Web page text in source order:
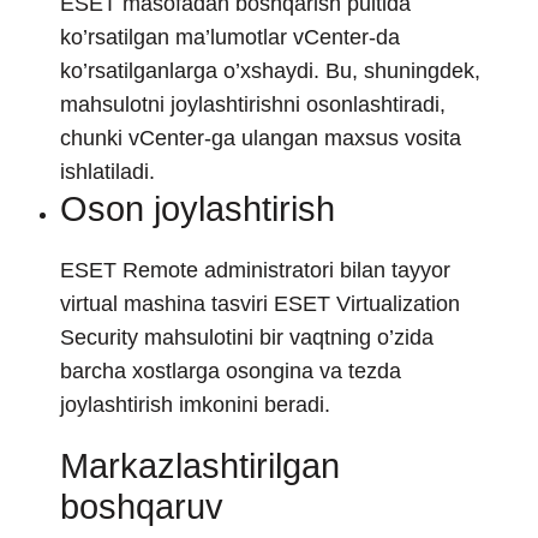
ko’rsatilgan ma’lumotlar vCenter-da
ko’rsatilganlarga o’xshaydi. Bu, shuningdek,
mahsulotni joylashtirishni osonlashtiradi,
chunki vCenter-ga ulangan maxsus vosita
ishlatiladi.
Oson joylashtirish
ESET Remote administratori bilan tayyor
virtual mashina tasviri ESET Virtualization
Security mahsulotini bir vaqtning o’zida
barcha xostlarga osongina va tezda
joylashtirish imkonini beradi.
Markazlashtirilgan
boshqaruv